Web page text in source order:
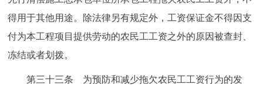
得用于其他用途。除法律另有规定外，工资保证金不得因支
付为本工程项目提供劳动的农民工工资之外的原因被查封、
冻结或者划拨。
第三十三条 为预防和减少拖欠农民工工资行为的发